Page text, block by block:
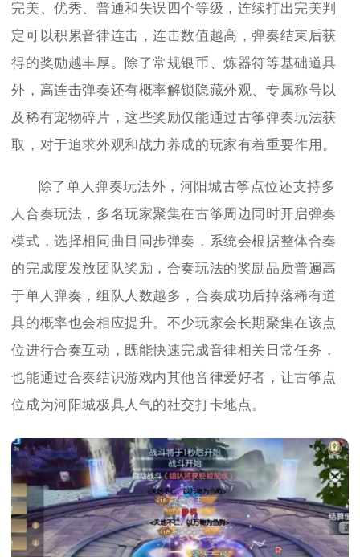
完美、优秀、普通和失误四个等级，连续打出完美判
定可以积累音律连击，连击数值越高，弹奏结束后获
得的奖励越丰厚。除了常规银币、炼器符等基础道具
外，高连击弹奏还有概率解锁隐藏外观、专属称号以
及稀有宠物碎片，这些奖励仅能通过古筝弹奏玩法获
取，对于追求外观和战力养成的玩家有着重要作用。
除了单人弹奏玩法外，河阳城古筝点位还支持多
人合奏玩法，多名玩家聚集在古筝周边同时开启弹奏
模式，选择相同曲目同步弹奏，系统会根据整体合奏
的完成度发放团队奖励，合奏玩法的奖励品质普遍高
于单人弹奏，组队人数越多，合奏成功后掉落稀有道
具的概率也会相应提升。不少玩家会长期聚集在该点
位进行合奏互动，既能快速完成音律相关日常任务，
也能通过合奏结识游戏内其他音律爱好者，让古筝点
位成为河阳城极具人气的社交打卡地点。